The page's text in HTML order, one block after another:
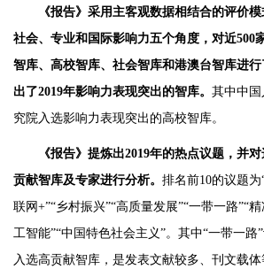
《报告》采用主客观数据相结合的评价模
社会、专业和国际影响力五个角度，对近500
智库、高校智库、社会智库和港澳台智库进
出了2019年影响力表现突出的智库。 其中中
究院入选影响力表现突出的高校智库。
《报告》提炼出2019年的热点议题，并
贡献智库及专家进行分析。 排名前10的议题为
联网+”“乡村振兴”“高质量发展”“一带一路”“
工智能”“中国特色社会主义”。其中“一带一路
入选高贡献智库，是发表文献较多、刊文载